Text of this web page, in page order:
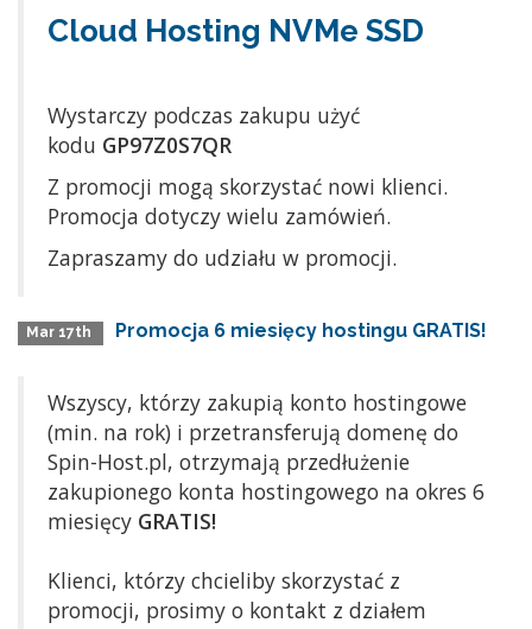
Cloud Hosting NVMe SSD
Wystarczy podczas zakupu użyć
kodu GP97Z0S7QR
Z promocji mogą skorzystać nowi klienci.
Promocja dotyczy wielu zamówień.
Zapraszamy do udziału w promocji.
Mar 17th Promocja 6 miesięcy hostingu GRATIS!
Wszyscy, którzy zakupią konto hostingowe
(min. na rok) i przetransferują domenę do
Spin-Host.pl, otrzymają przedłużenie
zakupionego konta hostingowego na okres 6
miesięcy GRATIS!
Klienci, którzy chcieliby skorzystać z
promocji, prosimy o kontakt z działem